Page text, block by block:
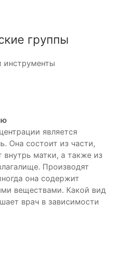
группы
инструменты
является
Она состоит из части,
внутрь матки, а также из
Производят
она содержит
веществами. Какой вид
врач в зависимости